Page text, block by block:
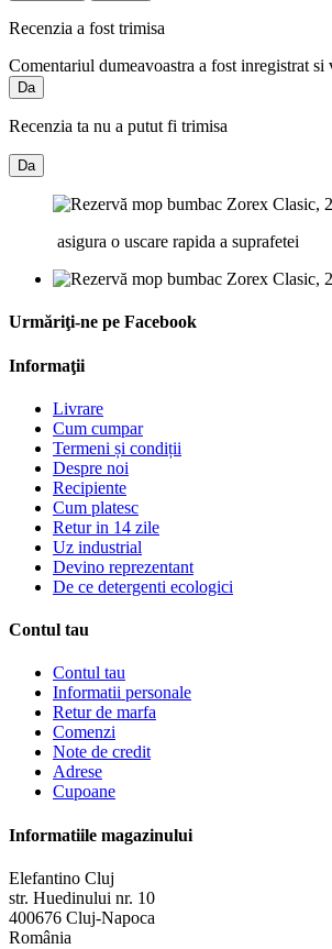
Recenzia a fost trimisa
Comentariul dumeavoastra a fost inregistrat
Da
Recenzia ta nu a putut fi trimisa
Da
asigura o uscare rapida a suprafetei
Urmăriţi-ne pe Facebook
Informaţii
Livrare
Cum cumpar
Termeni și condiții
Despre noi
Recipiente
Cum platesc
Retur in 14 zile
Uz industrial
Devino reprezentant
De ce detergenti ecologici
Contul tau
Contul tau
Informatii personale
Retur de marfa
Comenzi
Note de credit
Adrese
Cupoane
Informatiile magazinului
Elefantino Cluj
str. Huedinului nr. 10
400676 Cluj-Napoca
România